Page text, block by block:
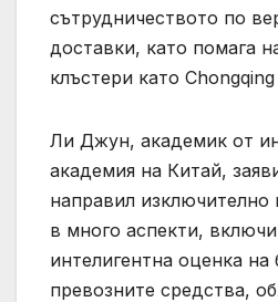
сътрудничеството по
доставки, като помага
клъстери като
Ли Джун, академик от
академия на Китай,
направил изключително
в много аспекти,
интелигентна оценка на
превозните средства,